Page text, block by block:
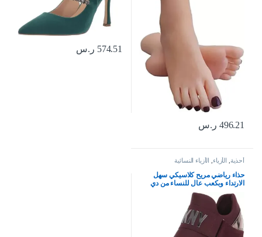
496.21 ر.س
574.51 ر.س
أحذية الأزياء الأزياء النسائية
حذاء رياضي مريح كلاسيكي سهل
الارتداء وبكعب عال للنساء من دي
كيه ان واي